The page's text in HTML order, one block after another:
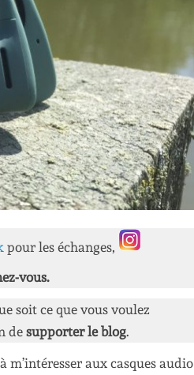
pour les échanges,
vous.
soit ce que vous voulez
de supporter le blog.
m’intéresser aux casques audio